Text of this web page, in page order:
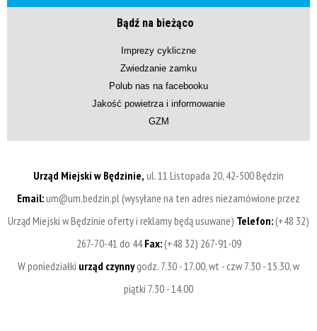
Bądź na bieżąco
Imprezy cykliczne
Zwiedzanie zamku
Polub nas na facebooku
Jakość powietrza i informowanie
GZM
Urząd Miejski w Będzinie, ul. 11 Listopada 20, 42-500 Będzin
Email:um@um.bedzin.pl (wysyłane na ten adres niezamówione przez
Urząd Miejski w Będzinie oferty i reklamy będą usuwane) Telefon:(+48 32)
267-70-41 do 44Fax:(+48 32) 267-91-09
W poniedziałki urząd czynnygodz. 7.30 - 17.00, wt - czw 7.30 - 15.30, w
piątki 7.30 - 14.00